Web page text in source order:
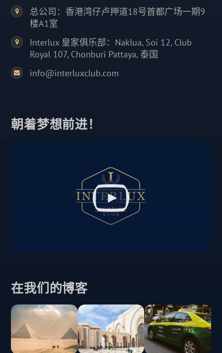
总公司：香港湾仔卢押道18号首都广场一期9
楼A1室
Interlux 皇家俱乐部：Naklua, Soi 12, Club
Royal 107, Chonburi Pattaya, 泰国
info@interluxclub.com
朝着梦想前进！
在我们的博客